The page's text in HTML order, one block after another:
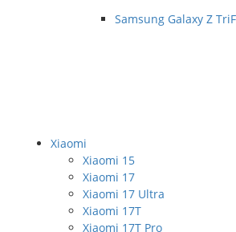
Samsung Galaxy Z
Xiaomi
Xiaomi 15
Xiaomi 17
Xiaomi 17 Ultra
Xiaomi 17T
Xiaomi 17T Pro